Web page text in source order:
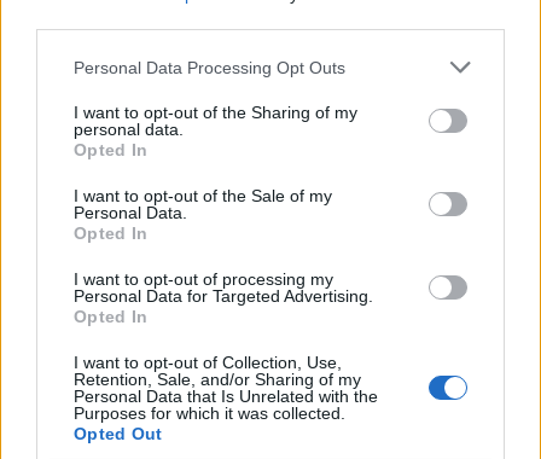
Personal Data Processing Opt Outs
I want to opt-out of the Sharing of my
personal data.
Opted In
I want to opt-out of the Sale of my
Personal Data.
Opted In
I want to opt-out of processing my
Personal Data for Targeted Advertising.
Opted In
I want to opt-out of Collection, Use,
Retention, Sale, and/or Sharing of my
Personal Data that Is Unrelated with the
Purposes for which it was collected.
Opted Out
VÍCE OD AUTORA
Policie připomíná: Auto není trezor
Každý sedmý řidič měl problém. Policie
při víkendové akci na Příbramsku odhalila
Čtvrtina řidičů při kontrole na Příbramsku
dohled na silnicích